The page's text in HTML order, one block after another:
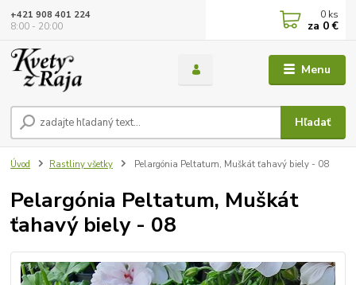
Menu
Hľadať
+421 908 401 224
8:00 - 20:00
0 ks
za 0 €
Úvod Rastliny všetky Pelargónia Peltatum, Muškát ťahavý biely - 08
Pelargónia Peltatum, Muškát
ťahavý biely - 08